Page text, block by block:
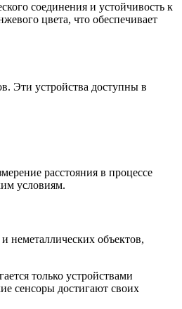
соединения и устойчивость к
цвета, что обеспечивает
Эти устройства доступны в
расстояния в процессе
условиям.
неметаллических объектов,
только устройствами
сенсоры достигают своих